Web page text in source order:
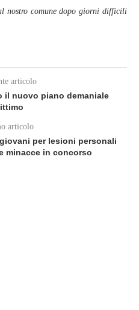
nostro comune dopo giorni difficili
articolo
il nuovo piano demaniale
articolo
per lesioni personali
minacce in concorso